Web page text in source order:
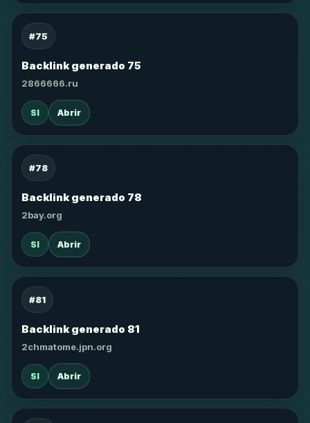
#75
Backlink generado 75
2866666.ru
SI Abrir
#78
Backlink generado 78
2bay.org
SI Abrir
#81
Backlink generado 81
2chmatome.jpn.org
SI Abrir